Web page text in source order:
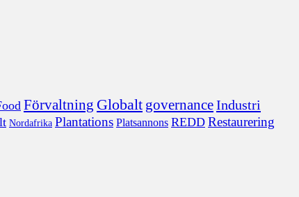
Förvaltning Globalt governanceIndustri
Nordafrika Plantations Platsannons REDD Restaurering